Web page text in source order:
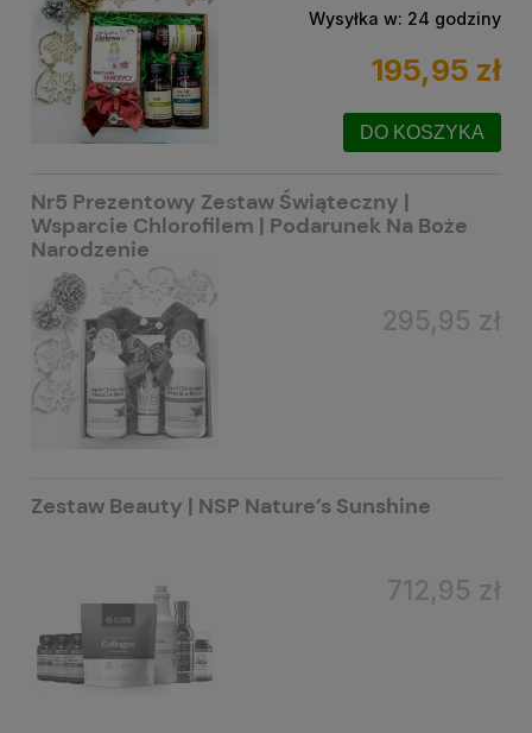
Wysyłka w: 24 godziny
195,95 zł
DO KOSZYKA
Nr5 Prezentowy Zestaw Świąteczny |
Wsparcie Chlorofilem | Podarunek Na Boże
Narodzenie
295,95 zł
Zestaw Beauty | NSP Nature’s Sunshine
712,95 zł